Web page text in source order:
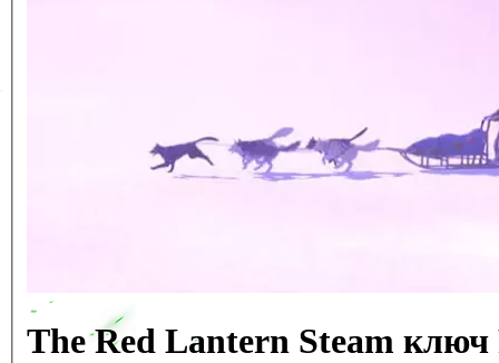
The Red Lantern Steam